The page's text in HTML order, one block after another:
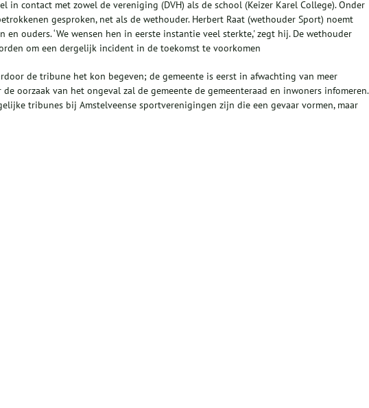
in contact met zowel de vereniging (DVH) als de school (Keizer Karel College). Onder
gesproken, net als de wethouder. Herbert Raat (wethouder Sport) noemt
ouders. ‘We wensen hen in eerste instantie veel sterkte,' zegt hij. De wethouder
om een dergelijk incident in de toekomst te voorkomen
de tribune het kon begeven; de gemeente is eerst in afwachting van meer
oorzaak van het ongeval zal de gemeente de gemeenteraad en inwoners infomeren.
tribunes bij Amstelveense sportverenigingen zijn die een gevaar vormen, maar